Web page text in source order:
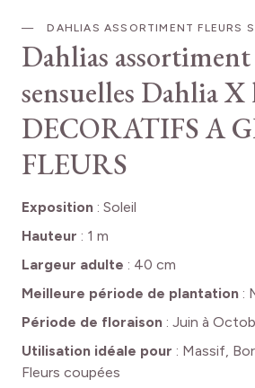
DAHLIAS ASSORTIMENT FLEURS
Dahlias
sensuelles Dahlia X
DECORATIFS A
FLEURS
Exposition : Soleil
Hauteur : 1 m
Largeur adulte : 40 cm
Meilleure période de plantation :
Période de floraison : Juin à
Utilisation idéale pour : Massif,
Fleurs coupées